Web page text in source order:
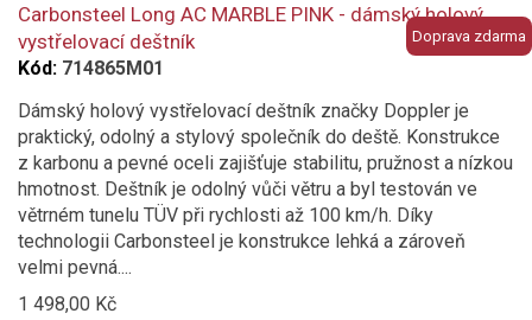
Doprava zdarma
Carbonsteel Long AC MARBLE PINK - dámský holový
vystřelovací deštník
Kód: 714865M01
Dámský holový vystřelovací deštník značky Doppler je
praktický, odolný a stylový společník do deště. Konstrukce
z karbonu a pevné oceli zajišťuje stabilitu, pružnost a nízkou
hmotnost. Deštník je odolný vůči větru a byl testován ve
větrném tunelu TÜV při rychlosti až 100 km/h. Díky
technologii Carbonsteel je konstrukce lehká a zároveň
velmi pevná....
1 498,00 Kč